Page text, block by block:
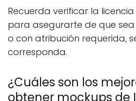
Recuerda verificar la
para asegurarte de que
o con atribución requerida,
corresponda.
¿Cuáles son los
obtener mockups de